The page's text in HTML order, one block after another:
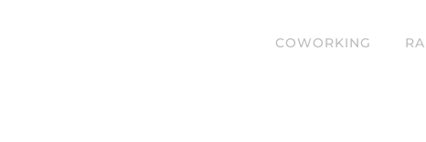
COWORKING